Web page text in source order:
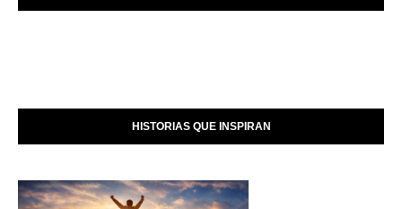
HISTORIAS QUE INSPIRAN